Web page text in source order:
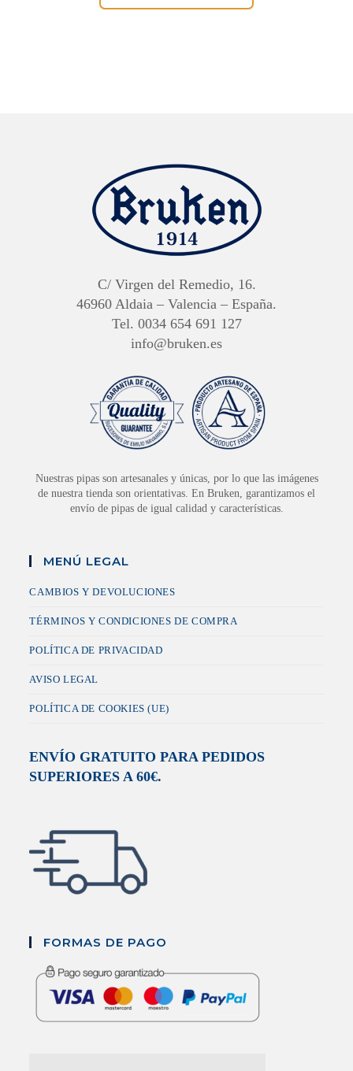
C/ Virgen del Remedio, 16.
46960 Aldaia – Valencia – España.
Tel. 0034 654 691 127
info@bruken.es
Nuestras pipas son artesanales y únicas, por lo que las imágenes
de nuestra tienda son orientativas. En Bruken, garantizamos el
envío de pipas de igual calidad y características.
MENÚ LEGAL
CAMBIOS Y DEVOLUCIONES
TÉRMINOS Y CONDICIONES DE COMPRA
POLÍTICA DE PRIVACIDAD
AVISO LEGAL
POLÍTICA DE COOKIES (UE)
ENVÍO GRATUITO PARA PEDIDOS
SUPERIORES A 60€.
FORMAS DE PAGO